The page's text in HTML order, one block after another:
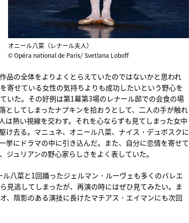
オニール八菜（レナール夫人）
© Opéra national de Paris/ Svetlana Loboff
品の全体をよりよくとらえていたのではないかと思われ
寄せている女性の気持ちよりも成功したいという野心を
いた。その好例は第1幕第3場のレナール邸での会食の場
してしまったナプキンを拾おうとして、二人の手が触れ
熱い視線を交わす。それを心ならずも見てしまった女中
け去る。マニュネ、オニール八菜、ナイス・デュボスクに
挙にドラマの中に引き込んだ。また、自分に恋情を寄せて
ュリアンの野心家らしさをよく表していた。
八菜と1回踊ったジェルマン・ルーヴェも多くのバレエ
見逃してしまったが、再演の時にはぜひ見てみたい。ま
、陰影のある演技に長けたマチアス・エイマンにも次回